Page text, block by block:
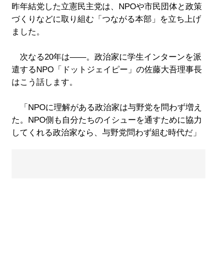
昨年結党した立憲民主党は、NPOや市民団体と政策
づくりなどに取り組む「つながる本部」を立ち上げ
ました。
次なる20年は――。政治家に学生インターンを派
遣するNPO「ドットジェイピー」の佐藤大吾理事長
はこう話します。
「NPOに理解がある政治家は与野党を問わず増え
た。NPO側も自分たちのイシューを通すために協力
してくれる政治家なら、与野党問わず組む時代だ」